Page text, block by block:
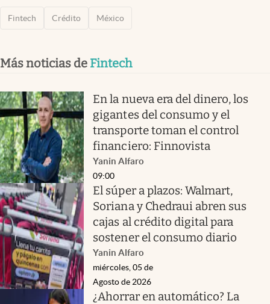
Fintech Crédito México
Más noticias de Fintech
En la nueva era del dinero, los
gigantes del consumo y el
transporte toman el control
financiero: Finnovista
Yanin Alfaro
09:00
El súper a plazos: Walmart,
Soriana y Chedraui abren sus
cajas al crédito digital para
sostener el consumo diario
Yanin Alfaro
miércoles, 05 de
Agosto de 2026
¿Ahorrar en automático? La